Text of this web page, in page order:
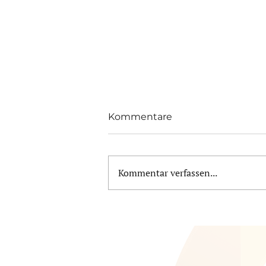
Kommentare
Kommentar verfassen...